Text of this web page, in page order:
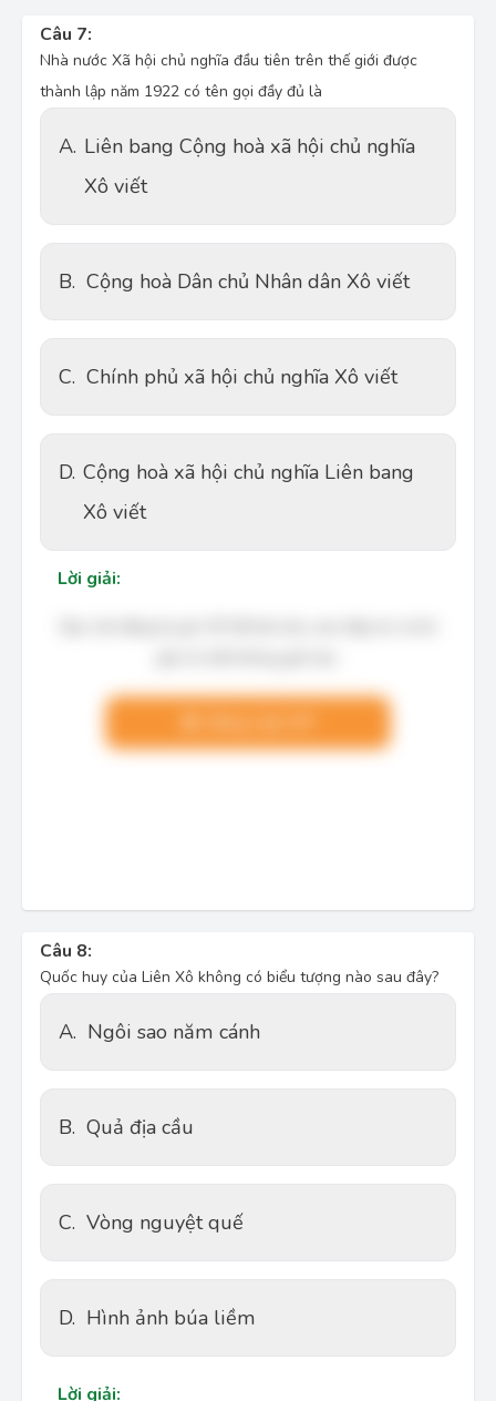
Câu 7:
Nhà nước Xã hội chủ nghĩa đầu tiên trên thế giới được
thành lập năm 1922 có tên gọi đầy đủ là
A. Liên bang Cộng hoà xã hội chủ nghĩa
Xô viết
B. Cộng hoà Dân chủ Nhân dân Xô viết
C. Chính phủ xã hội chủ nghĩa Xô viết
D. Cộng hoà xã hội chủ nghĩa Liên bang
Xô viết
Lời giải:
Câu 8:
Quốc huy của Liên Xô không có biểu tượng nào sau đây?
A. Ngôi sao năm cánh
B. Quả địa cầu
C. Vòng nguyệt quế
D. Hình ảnh búa liềm
Lời giải: